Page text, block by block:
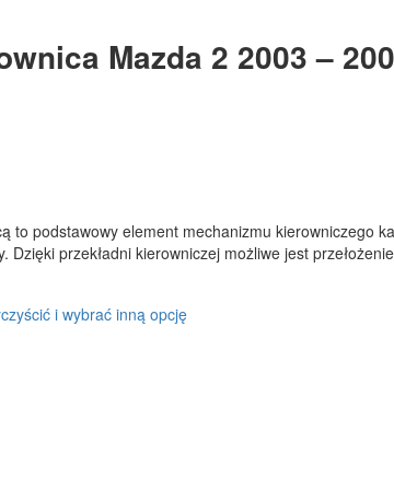
Mazda 2 2003 –
to podstawowy element mechanizmu kierowniczego
przekładni kierowniczej możliwe jest
i wybrać inną opcję